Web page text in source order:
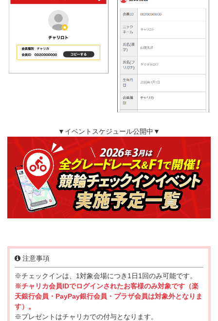
▼イベントスケジュール公開中▼
注意事項
※チェックインは、1対象会場につき1日1回のみ可能です。
※チャリカ会員IDでログインされたお客様のみ対象です（楽
天銀行会員・PayPay銀行会員・プラザ会員は対象外となりま
す）。
※プレゼントはチャリカでの付与となります。